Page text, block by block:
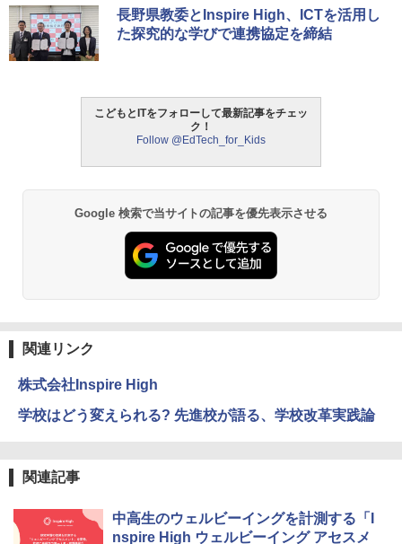
1
ThinkFun ボードゲーム 「サーキット・
メイズ」 配線回路をプログラミングする
日本語説明書付 8歳~ 76341 誕生日 クリ
ーム
￥1,980
物理実験モデル楽器電磁気教材を教える
Galtonplatteの物理的な機器
クリエイティブトイビルド、シンプルな
￥849
長野県教委とInspire High、ICTを活用し
た探究的な学びで連携協定を締結
こどもとITをフォローして最新記事をチェッ
ク！
Follow @EdTech_for_Kids
Google 検索で当サイトの記事を優先表示させる
関連リンク
株式会社Inspire High
学校はどう変えられる? 先進校が語る、学校改革実践論
関連記事
中高生のウェルビーイングを計測する「I
nspire High ウェルビーイング アセスメ